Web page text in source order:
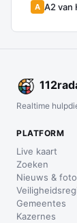
A A2 van
112
Realtime
PLATFORM
Live kaart
Zoeken
Nieuws &
Gemeentes
Kazernes